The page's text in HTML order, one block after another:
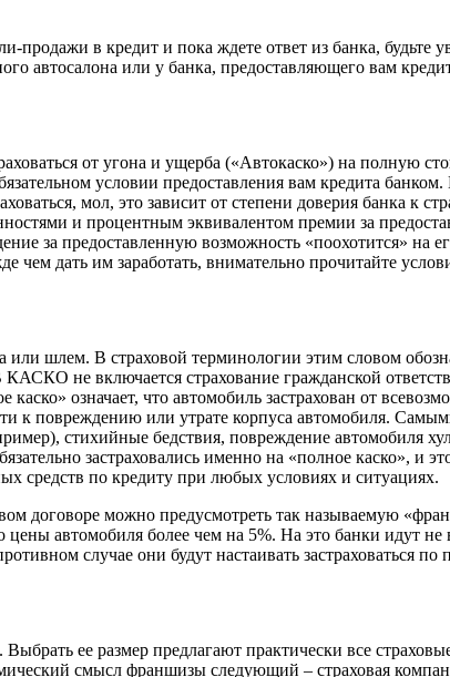
продажи в кредит и пока ждете ответ из банка, будьте
автосалона или у банка, предоставляющего вам
от угона и ущерба («Автокаско») на полную
условии предоставления вам кредита
мол, это зависит от степени доверия банка к
и процентным эквивалентом премии за
за предоставленную возможность «поохотится» на
дать им заработать, внимательно прочитайте
или шлем. В страховой терминологии этим словом
не включается страхование гражданской
означает, что автомобиль застрахован от
к повреждению или утрате корпуса автомобиля.
стихийные бедствия, повреждение автомобиля
застраховались именно на «полное каско», и
средств по кредиту при любых условиях и ситуациях.
договоре можно предусмотреть так называемую
автомобиля более чем на 5%. На это банки идут не
случае они будут настаивать застраховаться по
ее размер предлагают практически все
смысл франшизы следующий – страховая